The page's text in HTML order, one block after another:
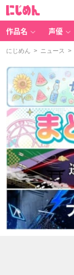
作品名 声優
にじめん > ニュース >